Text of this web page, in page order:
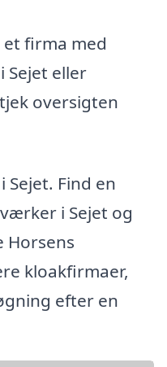
firma med
Sejet eller
oversigten
Find en
i Sejet og
Horsens
kloakfirmaer,
efter en